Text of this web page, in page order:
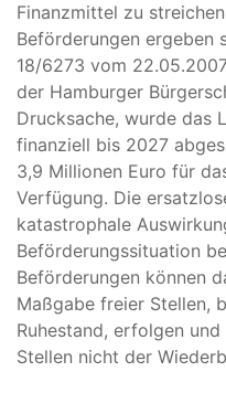
Finanzmittel zu
Beförderungen ergeben
18/6273 vom
der Hamburger
Drucksache, wurde das
finanziell bis 2027
3,9 Millionen Euro für
Verfügung. Die
katastrophale
Beförderungssituation
Beförderungen können
Maßgabe freier Stellen,
Ruhestand, erfolgen
Stellen nicht der